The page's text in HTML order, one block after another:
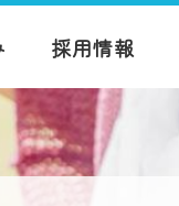
採用情報